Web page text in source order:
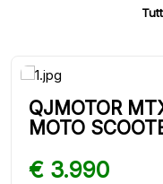
QJMOTOR
MOTO
€ 3.990